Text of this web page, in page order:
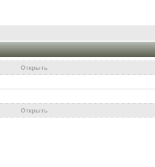
Открыть
Открыть